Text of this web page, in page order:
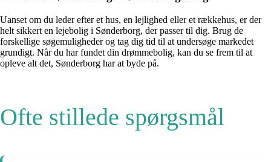
Uanset om du leder efter et hus, en lejlighed eller et rækkehus, er der
helt sikkert en lejebolig i Sønderborg, der passer til dig. Brug de
forskellige søgemuligheder og tag dig tid til at undersøge markedet
grundigt. Når du har fundet din drømmebolig, kan du se frem til at
opleve alt det, Sønderborg har at byde på.
Ofte stillede spørgsmål